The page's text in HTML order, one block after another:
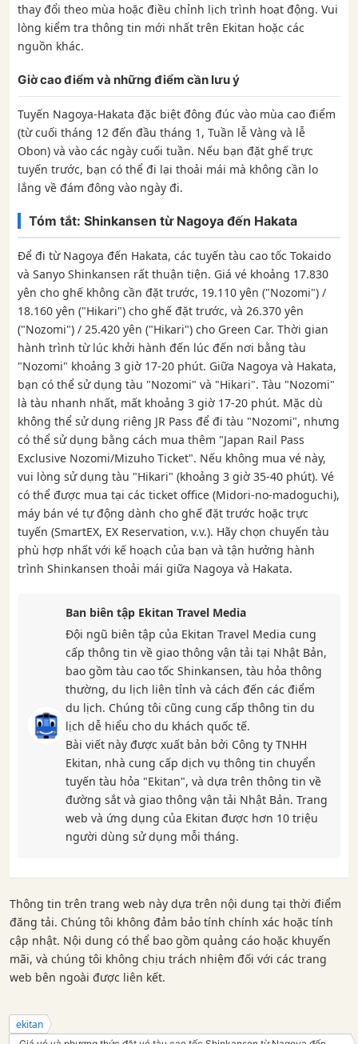
thay đổi theo mùa hoặc điều chỉnh lịch trình hoạt động. Vui
lòng kiểm tra thông tin mới nhất trên Ekitan hoặc các
nguồn khác.
Giờ cao điểm và những điểm cần lưu ý
Tuyến Nagoya-Hakata đặc biệt đông đúc vào mùa cao điểm
(từ cuối tháng 12 đến đầu tháng 1, Tuần lễ Vàng và lễ
Obon) và vào các ngày cuối tuần. Nếu bạn đặt ghế trực
tuyến trước, bạn có thể đi lại thoải mái mà không cần lo
lắng về đám đông vào ngày đi.
Tóm tắt: Shinkansen từ Nagoya đến Hakata
Để đi từ Nagoya đến Hakata, các tuyến tàu cao tốc Tokaido
và Sanyo Shinkansen rất thuận tiện. Giá vé khoảng 17.830
yên cho ghế không cần đặt trước, 19.110 yên ("Nozomi") /
18.160 yên ("Hikari") cho ghế đặt trước, và 26.370 yên
("Nozomi") / 25.420 yên ("Hikari") cho Green Car. Thời gian
hành trình từ lúc khởi hành đến lúc đến nơi bằng tàu
"Nozomi" khoảng 3 giờ 17-20 phút. Giữa Nagoya và Hakata,
bạn có thể sử dụng tàu "Nozomi" và "Hikari". Tàu "Nozomi"
là tàu nhanh nhất, mất khoảng 3 giờ 17-20 phút. Mặc dù
không thể sử dụng riêng JR Pass để đi tàu "Nozomi", nhưng
có thể sử dụng bằng cách mua thêm "Japan Rail Pass
Exclusive Nozomi/Mizuho Ticket". Nếu không mua vé này,
vui lòng sử dụng tàu "Hikari" (khoảng 3 giờ 35-40 phút). Vé
có thể được mua tại các ticket office (Midori-no-madoguchi),
máy bán vé tự động dành cho ghế đặt trước hoặc trực
tuyến (SmartEX, EX Reservation, v.v.). Hãy chọn chuyến tàu
phù hợp nhất với kế hoạch của bạn và tận hưởng hành
trình Shinkansen thoải mái giữa Nagoya và Hakata.
Ban biên tập Ekitan Travel Media
Đội ngũ biên tập của Ekitan Travel Media cung
cấp thông tin về giao thông vận tải tại Nhật Bản,
bao gồm tàu ​​cao tốc Shinkansen, tàu hỏa thông
thường, du lịch liên tỉnh và cách đến các điểm
du lịch. Chúng tôi cũng cung cấp thông tin du
lịch dễ hiểu cho du khách quốc tế.
Bài viết này được xuất bản bởi Công ty TNHH
Ekitan, nhà cung cấp dịch vụ thông tin chuyển
tuyến tàu hỏa "Ekitan", và dựa trên thông tin về
đường sắt và giao thông vận tải Nhật Bản. Trang
web và ứng dụng của Ekitan được hơn 10 triệu
người dùng sử dụng mỗi tháng.
Thông tin trên trang web này dựa trên nội dung tại thời điểm
đăng tải. Chúng tôi không đảm bảo tính chính xác hoặc tính
cập nhật. Nội dung có thể bao gồm quảng cáo hoặc khuyến
mãi, và chúng tôi không chịu trách nhiệm đối với các trang
web bên ngoài được liên kết.
ekitan